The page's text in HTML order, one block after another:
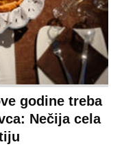
godine treba
Nečija cela